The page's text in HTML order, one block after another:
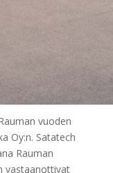
vuoden
Oy:n. Satatech
Rauman
vastaanottivat